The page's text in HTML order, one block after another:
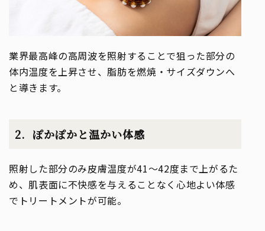
業界最高峰の高周波を照射することで狙った部分の
体内温度を上昇させ、脂肪を燃焼・サイズダウンへ
と導きます。
ぽかぽかと温かい体感
照射した部分のみ皮膚温度が41～42度まで上がるた
め、肌表面に不快感を与えることなく心地よい体感
でトリートメントが可能。